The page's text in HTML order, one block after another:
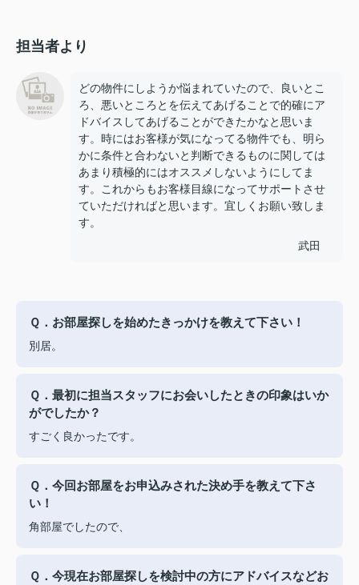
担当者より
どの物件にしようか悩まれていたので、良いとこ
ろ、悪いところとを伝えてあげることで的確にア
ドバイスしてあげることができたかなと思いま
す。時にはお客様が気になってる物件でも、明ら
かに条件と合わないと判断できるものに関しては
あまり積極的にはオススメしないようにしてま
す。これからもお客様目線になってサポートさせ
ていただければと思います。宜しくお願い致しま
す。
武田
Ｑ．お部屋探しを始めたきっかけを教えて下さい！
別居。
Ｑ．最初に担当スタッフにお会いしたときの印象はいか
がでしたか？
すごく良かったです。
Ｑ．今回お部屋をお申込みされた決め手を教えて下さ
い！
角部屋でしたので、
Ｑ．今現在お部屋探しを検討中の方にアドバイスなどお